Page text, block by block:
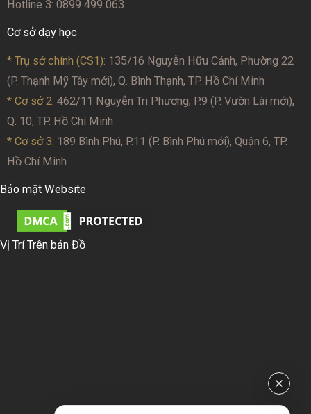
Hotline 3: 0899 499 063
Cơ sở dạy học
* Trụ sở chính (CS1): 135/16 Nguyễn Hữu Cảnh, Phường 22
(P. Thạnh Mỹ Tây mới), Q. Bình Thạnh, TP. Hồ Chí Minh
* Cơ sở 2: 462/11 Nguyễn Tri Phương, P.9 (P. Vườn Lài mới),
Q. 10, TP. Hồ Chí Minh
* Cơ sở 3: 189 Bình Phú, P.11 (P. Bình Phú mới), Quận 6, TP.
Hồ Chí Minh
Bảo mật Website
Vị Trí Trên bản Đồ